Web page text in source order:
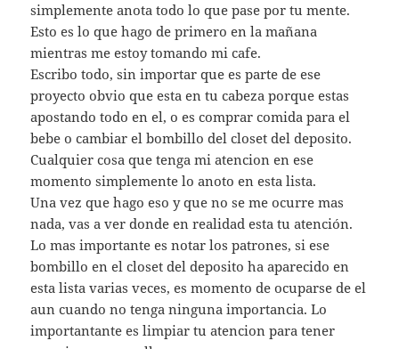
simplemente anota todo lo que pase por tu mente.
Esto es lo que hago de primero en la mañana
mientras me estoy tomando mi cafe.
Escribo todo, sin importar que es parte de ese
proyecto obvio que esta en tu cabeza porque estas
apostando todo en el, o es comprar comida para el
bebe o cambiar el bombillo del closet del deposito.
Cualquier cosa que tenga mi atencion en ese
momento simplemente lo anoto en esta lista.
Una vez que hago eso y que no se me ocurre mas
nada, vas a ver donde en realidad esta tu atención.
Lo mas importante es notar los patrones, si ese
bombillo en el closet del deposito ha aparecido en
esta lista varias veces, es momento de ocuparse de el
aun cuando no tenga ninguna importancia. Lo
importantante es limpiar tu atencion para tener